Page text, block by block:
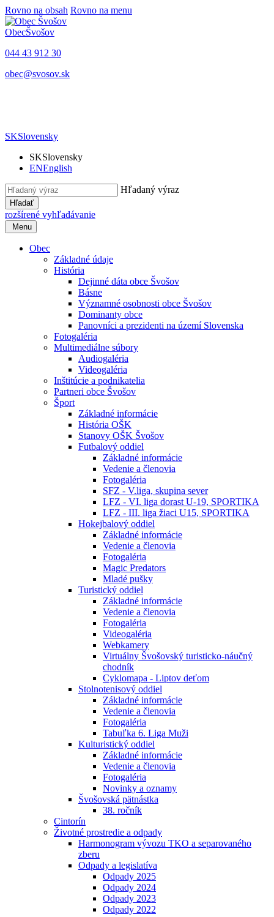
Rovno na obsah Rovno na menu
ObecŠvošov
044 43 912 30
obec@svosov.sk
SKSlovensky
SKSlovensky
ENEnglish
Hľadaný výraz
Hľadať
rozšírené vyhľadávanie
Menu
Obec
Základné údaje
História
Dejinné dáta obce Švošov
Básne
Významné osobnosti obce Švošov
Dominanty obce
Panovníci a prezidenti na území Slovenska
Fotogaléria
Multimediálne súbory
Audiogaléria
Videogaléria
Inštitúcie a podnikatelia
Partneri obce Švošov
Šport
Základné informácie
História OŠK
Stanovy OŠK Švošov
Futbalový oddiel
Základné informácie
Vedenie a členovia
Fotogaléria
SFZ - V.liga, skupina sever
LFZ - VI. liga dorast U-19, SPORTIKA
LFZ - III. liga žiaci U15, SPORTIKA
Hokejbalový oddiel
Základné informácie
Vedenie a členovia
Fotogaléria
Magic Predators
Mladé pušky
Turistický oddiel
Základné informácie
Vedenie a členovia
Fotogaléria
Videogaléria
Webkamery
Virtuálny Švošovský turisticko-náučný
chodník
Cyklomapa - Liptov deťom
Stolnotenisový oddiel
Základné informácie
Vedenie a členovia
Fotogaléria
Tabuľka 6. Liga Muži
Kulturistický oddiel
Základné informácie
Vedenie a členovia
Fotogaléria
Novinky a oznamy
Švošovská pätnástka
38. ročník
Cintorín
Životné prostredie a odpady
Harmonogram vývozu TKO a separovaného
zberu
Odpady a legislatíva
Odpady 2025
Odpady 2024
Odpady 2023
Odpady 2022